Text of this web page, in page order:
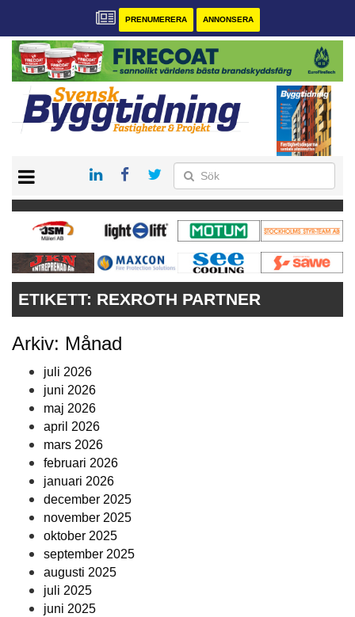
PRENUMERERA ANNONSERA
PRENUMERERA
VÅRA ANDRA MAGASIN
ANNONSERA
KONTAKT
ETIKETT: REXROTH PARTNER
Arkiv: Månad
juli 2026
juni 2026
maj 2026
april 2026
mars 2026
februari 2026
januari 2026
december 2025
november 2025
oktober 2025
september 2025
augusti 2025
juli 2025
juni 2025